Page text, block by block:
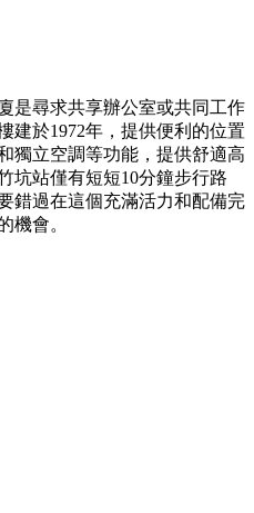
是尋求共享辦公室或共同工作
建於1972年，提供便利的位置
獨立空調等功能，提供舒適高
坑站僅有短短10分鐘步行路
錯過在這個充滿活力和配備完
機會。